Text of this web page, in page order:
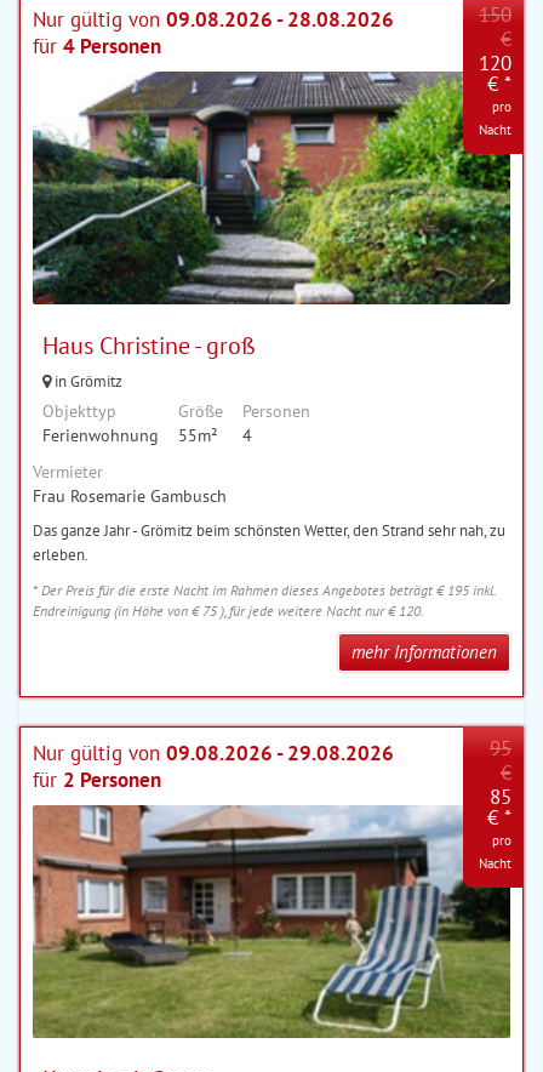
Nur gültig von 09.08.2026 - 28.08.2026
für 4 Personen
Haus Christine - groß
in Grömitz
Objekttyp
Ferienwohnung
Größe
55m²
Personen
4
150
€
120
€ *
pro
Nacht
Vermieter
Frau Rosemarie Gambusch
Das ganze Jahr - Grömitz beim schönsten Wetter, den Strand sehr nah, zu
erleben.
* Der Preis für die erste Nacht im Rahmen dieses Angebotes beträgt € 195 inkl.
Endreinigung (in Höhe von € 75 ), für jede weitere Nacht nur € 120.
mehr Informationen
Nur gültig von 09.08.2026 - 29.08.2026
für 2 Personen
95
€
85
€ *
pro
Nacht